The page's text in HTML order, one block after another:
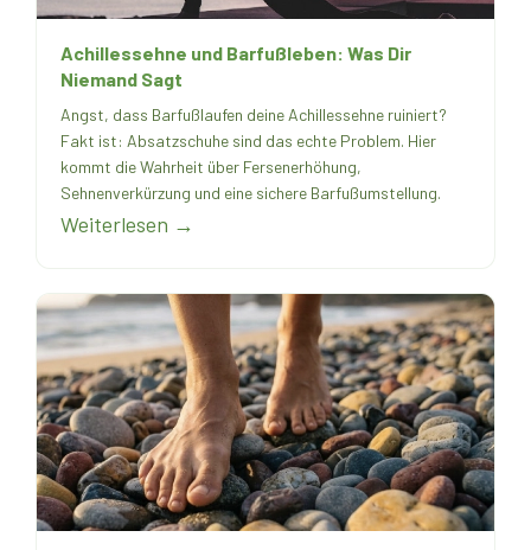
Achillessehne und Barfußleben: Was Dir
Niemand Sagt
Angst, dass Barfußlaufen deine Achillessehne ruiniert?
Fakt ist: Absatzschuhe sind das echte Problem. Hier
kommt die Wahrheit über Fersenerhöhung,
Sehnenverkürzung und eine sichere Barfußumstellung.
Weiterlesen →